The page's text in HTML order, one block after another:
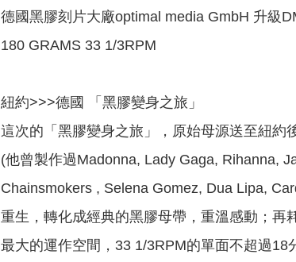
德國黑膠刻片大廠optimal media GmbH 升級
180 GRAMS 33 1/3RPM
紐約>>>德國 「黑膠變身之旅」
這次的「黑膠變身之旅」，原始母源送至紐約
(他曾製作過Madonna, Lady Gaga, Rihanna,
Chainsmokers , Selena Gomez, Dua Lipa,
重生，轉化成經典的黑膠母帶，重溫感動；再
最大的運作空間，33 1/3RPM的單面不超過